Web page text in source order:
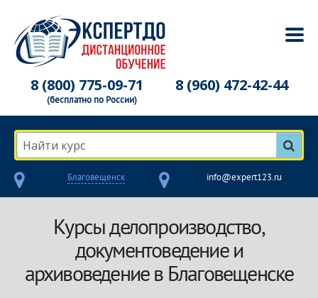
8 (800) 775-09-71
(бесплатно по России)
8 (960) 472-42-44
Найти курс
Благовещенск info@expert123.ru
Курсы делопроизводство,
документоведение и
архивоведение в Благовещенске